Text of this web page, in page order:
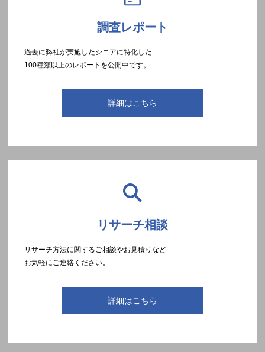
調査レポート
過去に弊社が実施したシニアに特化した
100種類以上のレポートを公開中です。
詳細はこちら
リサーチ相談
リサーチ方法に関するご相談やお見積りなど
お気軽にご連絡ください。
詳細はこちら